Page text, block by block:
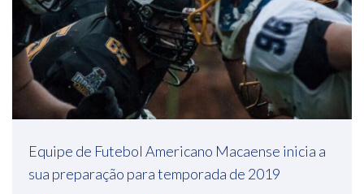
Equipe de Futebol Americano Macaense inicia a
sua preparação para temporada de 2019